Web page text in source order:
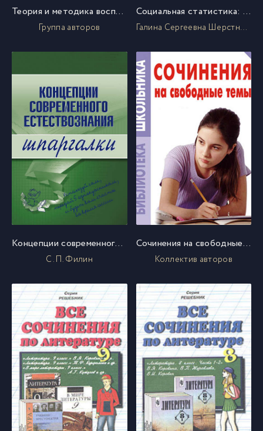
Теория и методика воспитания: конспект лекций
Группа авторов
Социальная статистика: конспект лекций
Галина Сергеевна Шерстнева
Концепции современного естествознания
С. П. Филин
Сочинения на свободные темы
Коллектив авторов